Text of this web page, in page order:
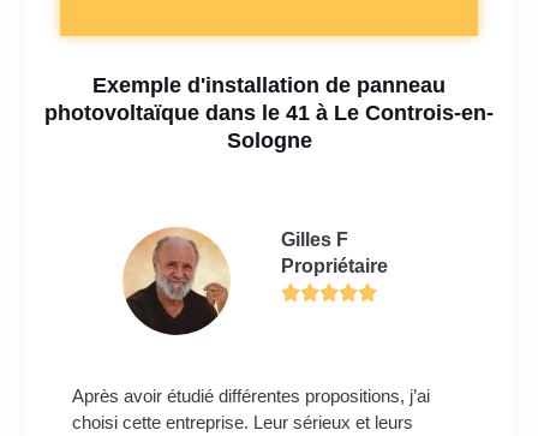
Exemple d'installation de panneau
photovoltaïque dans le 41 à Le Controis-en-
Sologne
Gilles F
Propriétaire
Après avoir étudié différentes propositions, j’ai
choisi cette entreprise. Leur sérieux et leurs